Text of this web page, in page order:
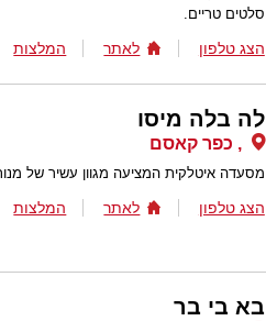
סלטים טריים.
הצג טלפון לאתר המלצות
לה בלה מיסו
, כפר קאסם
מסעדה איטלקית המציעה מגוון עשיר של
הצג טלפון לאתר
המלצות
בא בי בר